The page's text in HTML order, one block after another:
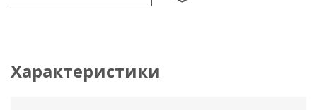
Характеристики